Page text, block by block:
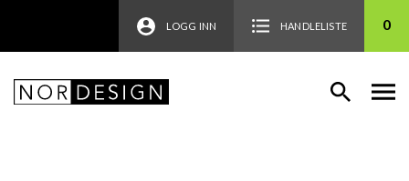
LOGG INN HANDLELISTE 0